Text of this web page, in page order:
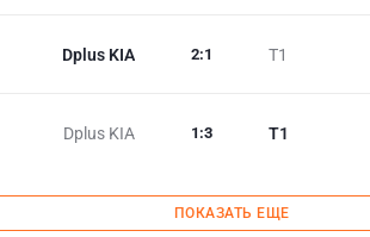
Dplus KIA T1
2:1
Dplus KIA T1
1 :3
ПОКАЗАТЬ ЕЩЕ